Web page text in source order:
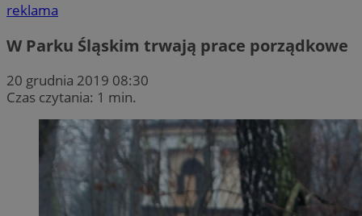
reklama
W Parku Śląskim trwają prace porządkowe
20 grudnia 2019 08:30
Czas czytania: 1 min.